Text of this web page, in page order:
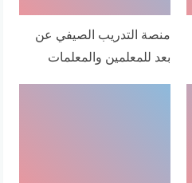
منصة التدريب الصيفي عن
بعد للمعلمين والمعلمات